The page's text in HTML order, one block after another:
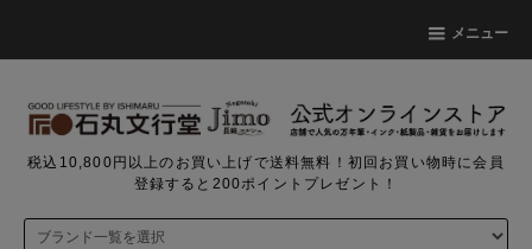
メニュー
税込10,800円以上のお買い上げで送料無料！初回お買い物時に会員
登録すると200ポイントプレゼント！